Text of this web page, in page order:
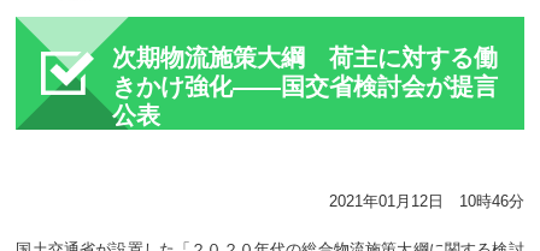
次期物流施策大綱 荷主に対する働
きかけ強化――国交省検討会が提言
公表
2021年01月12日 10時46分